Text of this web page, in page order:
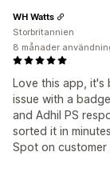
Love this app, it's
issue with a
and Adhil PS
sorted it in
Spot on customer
WH Watts
Storbritannien
8 månader